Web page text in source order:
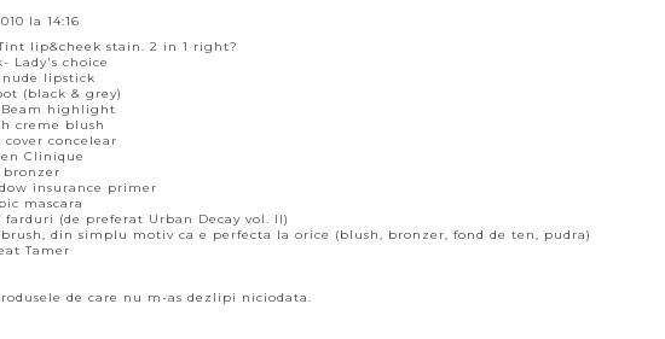
la 14:16
lip&cheek stain. 2 in 1 right?
Lady's choice
lipstick
(black & grey)
highlight
creme blush
cover concelear
Clinique
bronzer
insurance primer
mascara
farduri (de preferat Urban Decay vol. II)
din simplu motiv ca e perfecta la orice (blush, bronzer, fond de ten, pudra)
Tamer
de care nu m-as dezlipi niciodata.